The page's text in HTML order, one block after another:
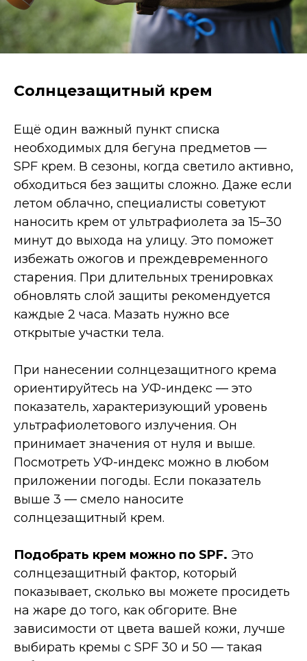
Солнцезащитный крем
Ещё один важный пункт списка
необходимых для бегуна предметов —
SPF крем. В сезоны, когда светило активно,
обходиться без защиты сложно. Даже если
летом облачно, специалисты советуют
наносить крем от ультрафиолета за 15–30
минут до выхода на улицу. Это поможет
избежать ожогов и преждевременного
старения. При длительных тренировках
обновлять слой защиты рекомендуется
каждые 2 часа. Мазать нужно все
открытые участки тела.
При нанесении солнцезащитного крема
ориентируйтесь на УФ-индекс — это
показатель, характеризующий уровень
ультрафиолетового излучения. Он
принимает значения от нуля и выше.
Посмотреть УФ-индекс можно в любом
приложении погоды. Если показатель
выше 3 — смело наносите
солнцезащитный крем.
Подобрать крем можно по SPF. Это
солнцезащитный фактор, который
показывает, сколько вы можете просидеть
на жаре до того, как обгорите. Вне
зависимости от цвета вашей кожи, лучше
выбирать кремы с SPF 30 и 50 — такая